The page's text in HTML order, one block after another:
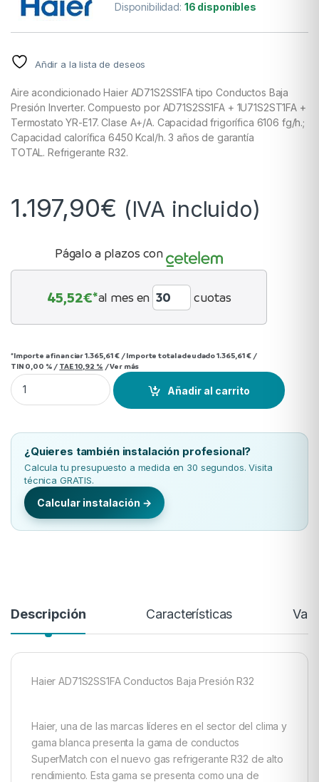
Disponibilidad: 16 disponibles
Añdir a la lista de deseos
Aire acondicionado Haier AD71S2SS1FA tipo Conductos Baja
Presión Inverter. Compuesto por AD71S2SS1FA + 1U71S2ST1FA +
Termostato YR-E17. Clase A+/A. Capacidad frigorífica 6106 fg/h.;
Capacidad calorífica 6450 Kcal/h. 3 años de garantía
TOTAL. Refrigerante R32.
1.197,90€ (IVA incluido)
Págalo a plazos con
45,52€*al mes en cuotas
*Importe a financiar1.365,61 € /Importe total adeudado1.365,61 €/
TIN 0,00 % / TAE10,92 % /Ver más
Conductos Haier AD71S2SS1FA(H) quantity
Añadir al carrito
¿Quieres también instalación profesional?
Calcula tu presupuesto a medida en 30 segundos. Visita
técnica GRATIS.
Calcular instalación →
Descripción Características
Haier AD71S2SS1FA Conductos Baja Presión R32
Haier, una de las marcas líderes en el sector del clima y
gama blanca presenta la gama de conductos
SuperMatch con el nuevo gas refrigerante R32 de alto
rendimiento. Esta gama se presenta como una de